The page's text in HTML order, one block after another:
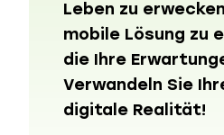
Leben zu
mobile Lösung zu
die Ihre
Verwandeln Sie
digitale Realität!